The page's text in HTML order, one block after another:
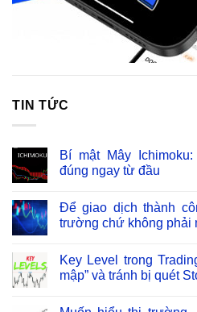
TIN TỨC
Bí mật Mây
đúng ngay từ đầu
Để giao dịch thành
trường chứ không phải
Key Level trong
mập” và tránh bị quét